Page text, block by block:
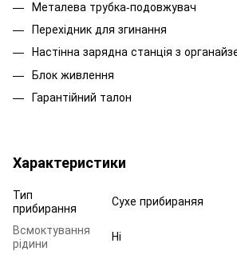
Металева трубка-подовжувач
Перехідник для згинання
Настінна зарядна станція з
Блок живлення
Гарантійний талон
Характеристики
Тип
прибирання
Сухе прибираняя
Всмоктування
рідини
Ні